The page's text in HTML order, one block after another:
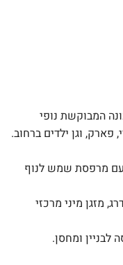
המבוקשת נופי
וגן ילדים ברחוב.
חדרים בשטח של 130 מ"ר עם מרפסת שמש לנוף
מזגן מיני מרכזי
לבניין ומחסן.